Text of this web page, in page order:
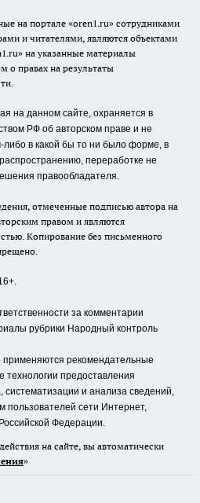
на портале «oren1.ru» сотрудниками
и читателями, являются объектами
на указанные материалы
о правах на результаты
на данном сайте, охраняется в
РФ об авторском праве и не
в какой бы то ни было форме, в
переработке не
правообладателя.
отмеченные подписью автора на
правом и являются
Копирование без письменного
за комментарии
рубрики Народный контроль
рекомендательные
предоставления
и анализа сведений,
пользователей сети Интернет,
Федерации.
на сайте, вы автоматически
»